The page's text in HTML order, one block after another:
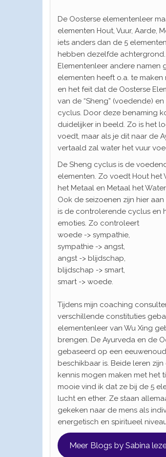
De Oosterse elementenleer
elementen Hout, Vuur, Aarde,
iets anders dan de 5
hebben dezelfde
Elementenleer andere namen
elementen heeft o.a. te
en het feit dat de Oosterse
van de “Sheng” (voedende)
cyclus. Door deze benaming
duidelijker in beeld. Zo is het
voedt, maar als je dit naar de
vertaald zal water het vuur
De Sheng cyclus is de
elementen. Zo voedt Hout het
het Metaal en Metaal het
Ook de seizoenen zijn hier
is de controlerende cyclus en
emoties. Zo controleert
woede -> sympathie,
sympathie -> angst,
angst -> blijdschap,
blijdschap -> smart,
smart -> woede.
Tijdens mijn coaching
verschillende constituties
elementenleer van Wu Xing
brengen. De Ayurveda en de
gebaseerd op een
beschikbaar is. Beide leren
kennis mogen maken met het
mooie vind ik dat ze bij de 5
lucht en ether. Ze staan
gekeken naar de mens als
energetisch en spiritueel
Meer Blogs by Sabina